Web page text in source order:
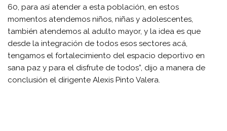
60, para así atender a esta población, en estos
momentos atendemos niños, niñas y adolescentes,
también atendemos al adulto mayor, y la idea es que
desde la integración de todos esos sectores acá,
tengamos el fortalecimiento del espacio deportivo en
sana paz y para el disfrute de todos”, dijo a manera de
conclusión el dirigente Alexis Pinto Valera.